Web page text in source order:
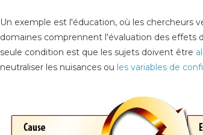
Un exemple est l'éducation, où les
domaines comprennent l'évaluation des effets
seule condition est que les sujets doivent être
neutraliser les nuisances ou les variables de